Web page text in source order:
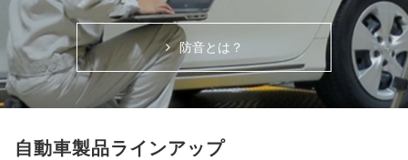
防音とは？
自動車製品ラインアップ